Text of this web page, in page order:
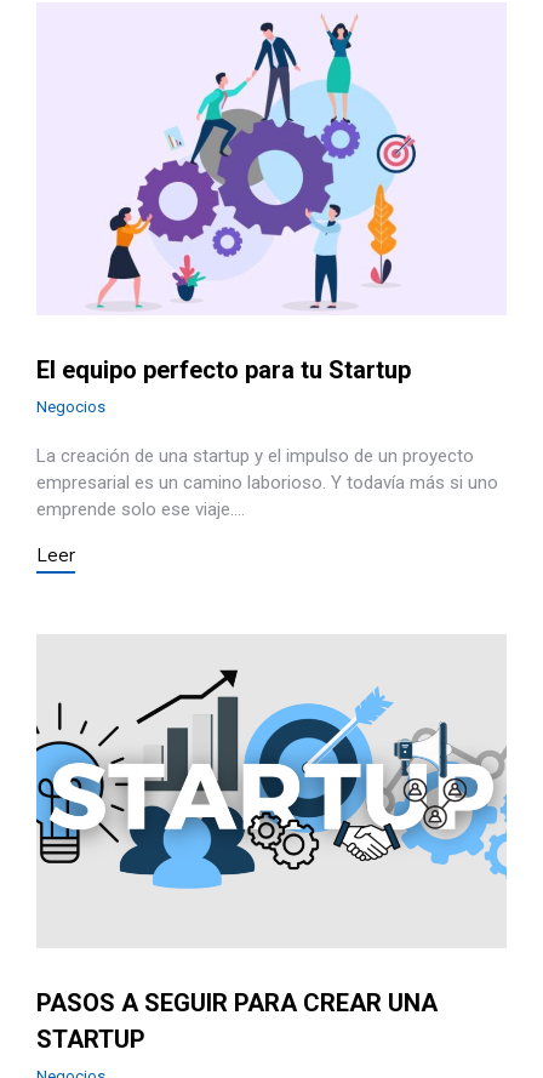
El equipo perfecto para tu Startup
Negocios
La creación de una startup y el impulso de un proyecto
empresarial es un camino laborioso. Y todavía más si uno
emprende solo ese viaje.…
Leer
PASOS A SEGUIR PARA CREAR UNA
STARTUP